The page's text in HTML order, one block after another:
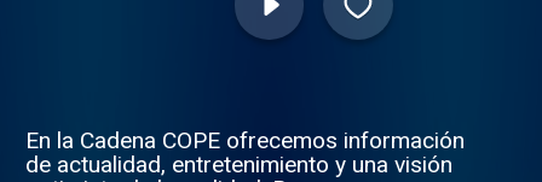
En la Cadena COPE ofrecemos información
de actualidad, entretenimiento y una visión